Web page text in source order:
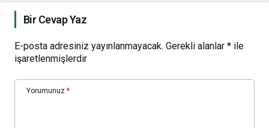
Bir Cevap Yaz
E-posta adresiniz yayınlanmayacak. Gerekli alanlar * ile
işaretlenmişlerdir
Yorumunuz *